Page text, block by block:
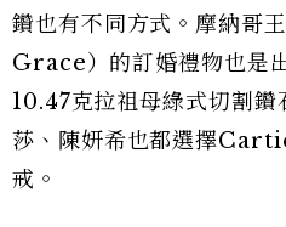
鑽也有不同方式。摩納哥
Grace）的訂婚禮物也是
10.47克拉祖母綠式切割
莎、陳妍希也都選擇
戒。